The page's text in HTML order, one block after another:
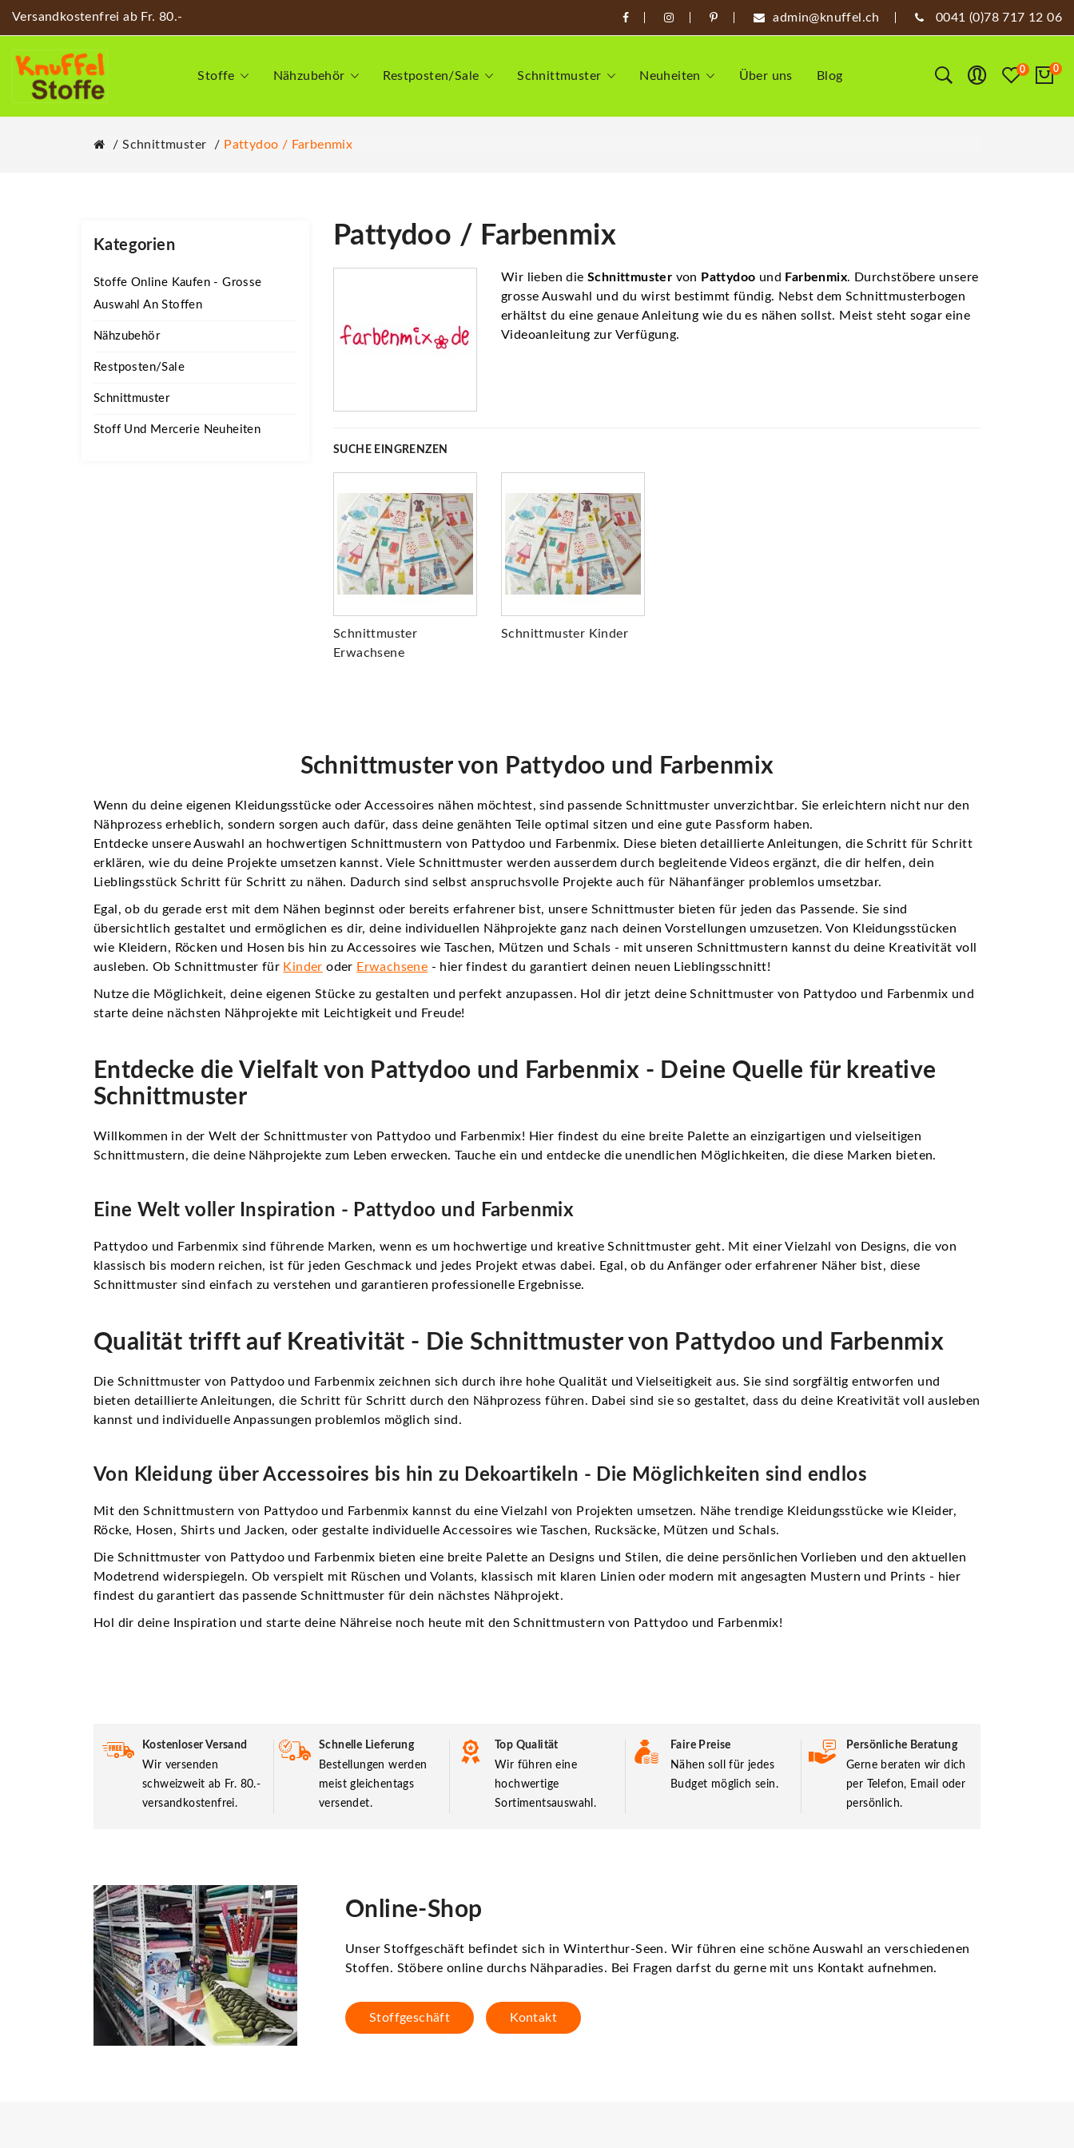
Versandkostenfrei ab Fr. 80.- admin@knuffel.ch 0041 (0)78 717 12 06
Stoffe Nähzubehör Restposten/Sale Schnittmuster Neuheiten Über uns Blog 0 0
Schnittmuster Pattydoo / Farbenmix
Kategorien
Stoffe Online Kaufen - Grosse
Auswahl An Stoffen
Nähzubehör
Restposten/Sale
Schnittmuster
Stoff Und Mercerie Neuheiten
Pattydoo / Farbenmix
Wir lieben die Schnittmuster von Pattydoo und Farbenmix. Durchstöbere unsere
grosse Auswahl und du wirst bestimmt fündig. Nebst dem Schnittmusterbogen
erhältst du eine genaue Anleitung wie du es nähen sollst. Meist steht sogar eine
Videoanleitung zur Verfügung.
SUCHE EINGRENZEN
Schnittmuster
Erwachsene
Schnittmuster Kinder
Schnittmuster von Pattydoo und Farbenmix
Wenn du deine eigenen Kleidungsstücke oder Accessoires nähen möchtest, sind passende Schnittmuster unverzichtbar. Sie erleichtern nicht nur den
Nähprozess erheblich, sondern sorgen auch dafür, dass deine genähten Teile optimal sitzen und eine gute Passform haben.
Entdecke unsere Auswahl an hochwertigen Schnittmustern von Pattydoo und Farbenmix. Diese bieten detaillierte Anleitungen, die Schritt für Schritt
erklären, wie du deine Projekte umsetzen kannst. Viele Schnittmuster werden ausserdem durch begleitende Videos ergänzt, die dir helfen, dein
Lieblingsstück Schritt für Schritt zu nähen. Dadurch sind selbst anspruchsvolle Projekte auch für Nähanfänger problemlos umsetzbar.
Egal, ob du gerade erst mit dem Nähen beginnst oder bereits erfahrener bist, unsere Schnittmuster bieten für jeden das Passende. Sie sind
übersichtlich gestaltet und ermöglichen es dir, deine individuellen Nähprojekte ganz nach deinen Vorstellungen umzusetzen. Von Kleidungsstücken
wie Kleidern, Röcken und Hosen bis hin zu Accessoires wie Taschen, Mützen und Schals - mit unseren Schnittmustern kannst du deine Kreativität voll
ausleben. Ob Schnittmuster für Kinder oder Erwachsene - hier findest du garantiert deinen neuen Lieblingsschnitt!
Nutze die Möglichkeit, deine eigenen Stücke zu gestalten und perfekt anzupassen. Hol dir jetzt deine Schnittmuster von Pattydoo und Farbenmix und
starte deine nächsten Nähprojekte mit Leichtigkeit und Freude!
Entdecke die Vielfalt von Pattydoo und Farbenmix - Deine Quelle für kreative
Schnittmuster
Willkommen in der Welt der Schnittmuster von Pattydoo und Farbenmix! Hier findest du eine breite Palette an einzigartigen und vielseitigen
Schnittmustern, die deine Nähprojekte zum Leben erwecken. Tauche ein und entdecke die unendlichen Möglichkeiten, die diese Marken bieten.
Eine Welt voller Inspiration - Pattydoo und Farbenmix
Pattydoo und Farbenmix sind führende Marken, wenn es um hochwertige und kreative Schnittmuster geht. Mit einer Vielzahl von Designs, die von
klassisch bis modern reichen, ist für jeden Geschmack und jedes Projekt etwas dabei. Egal, ob du Anfänger oder erfahrener Näher bist, diese
Schnittmuster sind einfach zu verstehen und garantieren professionelle Ergebnisse.
Qualität trifft auf Kreativität - Die Schnittmuster von Pattydoo und Farbenmix
Die Schnittmuster von Pattydoo und Farbenmix zeichnen sich durch ihre hohe Qualität und Vielseitigkeit aus. Sie sind sorgfältig entworfen und
bieten detaillierte Anleitungen, die Schritt für Schritt durch den Nähprozess führen. Dabei sind sie so gestaltet, dass du deine Kreativität voll ausleben
kannst und individuelle Anpassungen problemlos möglich sind.
Von Kleidung über Accessoires bis hin zu Dekoartikeln - Die Möglichkeiten sind endlos
Mit den Schnittmustern von Pattydoo und Farbenmix kannst du eine Vielzahl von Projekten umsetzen. Nähe trendige Kleidungsstücke wie Kleider,
Röcke, Hosen, Shirts und Jacken, oder gestalte individuelle Accessoires wie Taschen, Rucksäcke, Mützen und Schals.
Die Schnittmuster von Pattydoo und Farbenmix bieten eine breite Palette an Designs und Stilen, die deine persönlichen Vorlieben und den aktuellen
Modetrend widerspiegeln. Ob verspielt mit Rüschen und Volants, klassisch mit klaren Linien oder modern mit angesagten Mustern und Prints - hier
findest du garantiert das passende Schnittmuster für dein nächstes Nähprojekt.
Hol dir deine Inspiration und starte deine Nähreise noch heute mit den Schnittmustern von Pattydoo und Farbenmix!
Kostenloser Versand
Wir versenden
schweizweit ab Fr. 80.-
versandkostenfrei.
Schnelle Lieferung
Bestellungen werden
meist gleichentags
versendet.
Top Qualität
Wir führen eine
hochwertige
Sortimentsauswahl.
Faire Preise
Nähen soll für jedes
Budget möglich sein.
Persönliche Beratung
Gerne beraten wir dich
per Telefon, Email oder
persönlich.
Online-Shop
Unser Stoffgeschäft befindet sich in Winterthur-Seen. Wir führen eine schöne Auswahl an verschiedenen
Stoffen. Stöbere online durchs Nähparadies. Bei Fragen darfst du gerne mit uns Kontakt aufnehmen.
Stoffgeschäft Kontakt